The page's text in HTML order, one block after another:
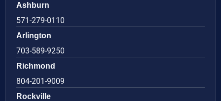
Ashburn
571-279-0110
Arlington
703-589-9250
Richmond
804-201-9009
Rockville